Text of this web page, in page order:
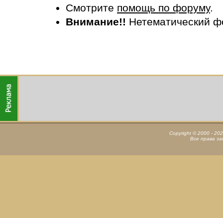
Смотрите помощь по форуму.
Внимание!! Нетематический
Copyright © 2000 -
Все права